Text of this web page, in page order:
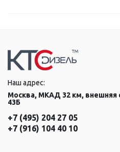
Наш адрес:
Москва, МКАД 32 км, внешняя
43Б
+7 (495) 204 27 05
+7 (916) 104 40 10